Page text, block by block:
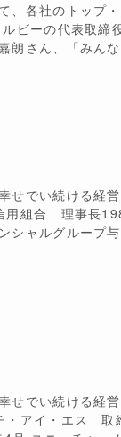
、各社のトップ
ビーの代表取締
朗さん、「みん
でい続ける経営
用組合 理事長
シャルグループ
でい続ける経営
・アイ・エス 取